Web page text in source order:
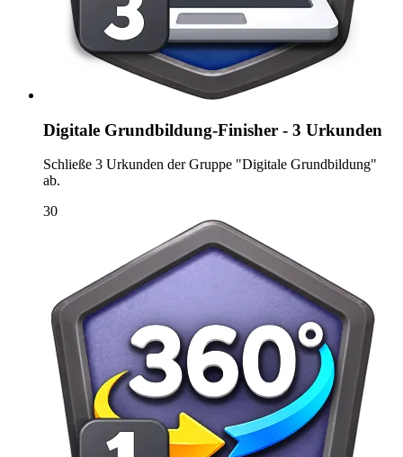
Digitale Grundbildung-Finisher - 3 Urkunden
Schließe 3 Urkunden der Gruppe "Digitale Grundbildung"
ab.
30